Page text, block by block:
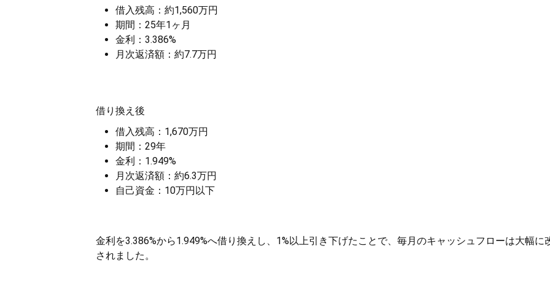
借入残高：約1,560万円
期間：25年1ヶ月
金利：3.386%
月次返済額：約7.7万円
借り換え後
借入残高：1,670万円
期間：29年
金利：1.949%
月次返済額：約6.3万円
自己資金：10万円以下
金利を3.386%から1.949%へ借り換えし、1%以上引き下げたことで、毎月のキャッシュフローは大幅に
されました。